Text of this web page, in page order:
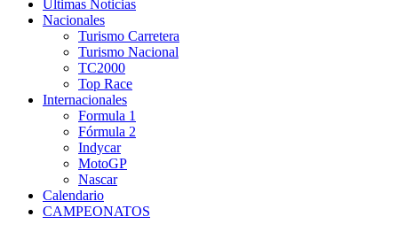
Últimas Noticias
Nacionales
Turismo Carretera
Turismo Nacional
TC2000
Top Race
Internacionales
Formula 1
Fórmula 2
Indycar
MotoGP
Nascar
Calendario
CAMPEONATOS